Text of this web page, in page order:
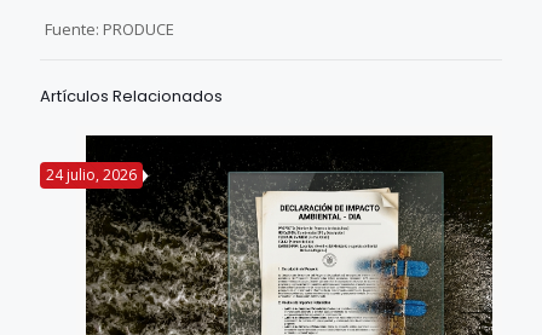
Fuente: PRODUCE
Artículos Relacionados
24 julio, 2026